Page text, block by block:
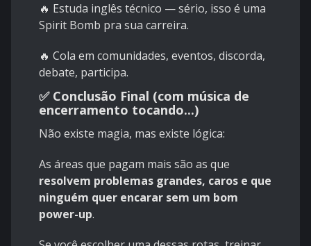
🔥 Estuda inglês técnico — sério, isso é uma
Spirit Bomb pra sua carreira.
🔥 Cola em comunidades, eventos, discorda,
debate, participa.
✅ Conclusão Final (com música de
encerramento tocando...)
Não existe magia, mas existe lógica:
As áreas que pagam mais são as que
resolvem problemas grandes, caros e que
ninguém quer encarar sem um bom
power-up.